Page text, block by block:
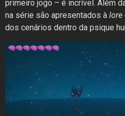
primeiro jogo – é incrível. Além
na série são apresentados à lore
dos cenários dentro da psique